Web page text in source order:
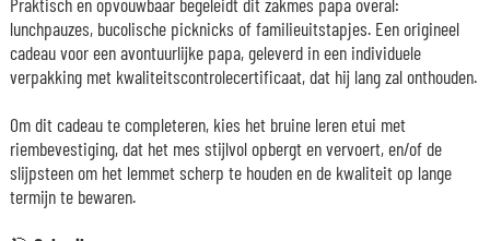
lunchpauzes, bucolische picknicks of familieuitstapjes. Een origineel
cadeau voor een avontuurlijke papa, geleverd in een individuele
verpakking met kwaliteitscontrolecertificaat, dat hij lang zal onthouden.
Om dit cadeau te completeren, kies het bruine leren etui met
riembevestiging, dat het mes stijlvol opbergt en vervoert, en/of de
slijpsteen om het lemmet scherp te houden en de kwaliteit op lange
termijn te bewaren.